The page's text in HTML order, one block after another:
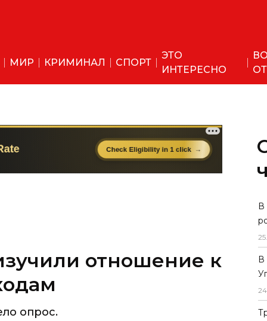
МИР КРИМИНАЛ СПОРТ
ЭТО
ИНТЕРЕСНО
опрос.
В
25.
В
24